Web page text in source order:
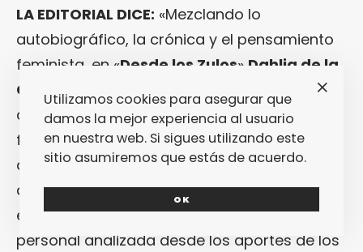
LA EDITORIAL DICE: «Mezclando lo
autobiográfico, la crónica y el pensamiento
feminista, en «Desde los Zulos» Dahlia de la
Cerdareflexiona sobre el racismo, el
clasismo y la transfobia dentro de los
feminismos y cómo estas herramientas del
amo se convierten en caballos de Troya que
desarticulan los movimientos
emancipatorios. Usando la experiencia
personal analizada desde los aportes de los
Utilizamos cookies para asegurar que
damos la mejor experiencia al usuario
en nuestra web. Si sigues utilizando este
sitio asumiremos que estás de acuerdo.
OK